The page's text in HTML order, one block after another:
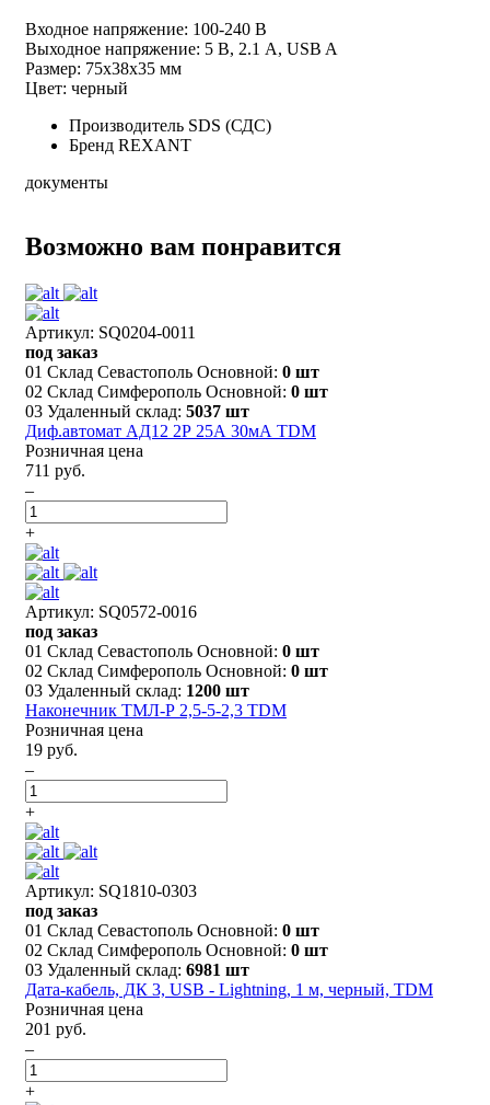
Входное напряжение: 100-240 В
Выходное напряжение: 5 В, 2.1 А, USB A
Размер: 75x38x35 мм
Цвет: черный
Производитель SDS (СДС)
Бренд REXANT
документы
Возможно вам понравится
Артикул: SQ0204-0011
под заказ
01 Склад Севастополь Основной: 0 шт
02 Склад Симферополь Основной: 0 шт
03 Удаленный склад: 5037 шт
Диф.автомат АД12 2Р 25А 30мА TDM
Розничная цена
711 руб.
–
+
Артикул: SQ0572-0016
под заказ
01 Склад Севастополь Основной: 0 шт
02 Склад Симферополь Основной: 0 шт
03 Удаленный склад: 1200 шт
Наконечник ТМЛ-Р 2,5-5-2,3 TDM
Розничная цена
19 руб.
–
+
Артикул: SQ1810-0303
под заказ
01 Склад Севастополь Основной: 0 шт
02 Склад Симферополь Основной: 0 шт
03 Удаленный склад: 6981 шт
Дата-кабель, ДК 3, USB - Lightning, 1 м, черный, TDM
Розничная цена
201 руб.
–
+